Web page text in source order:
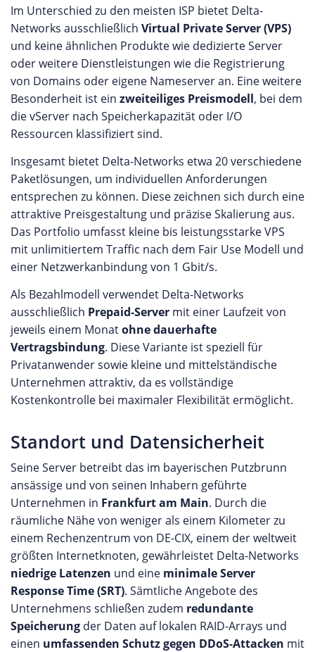
Im Unterschied zu den meisten ISP bietet Delta-
Networks ausschließlich Virtual Private Server (VPS)
und keine ähnlichen Produkte wie dedizierte Server
oder weitere Dienstleistungen wie die Registrierung
von Domains oder eigene Nameserver an. Eine weitere
Besonderheit ist ein zweiteiliges Preismodell, bei dem
die vServer nach Speicherkapazität oder I/O
Ressourcen klassifiziert sind.
Insgesamt bietet Delta-Networks etwa 20 verschiedene
Paketlösungen, um individuellen Anforderungen
entsprechen zu können. Diese zeichnen sich durch eine
attraktive Preisgestaltung und präzise Skalierung aus.
Das Portfolio umfasst kleine bis leistungsstarke VPS
mit unlimitiertem Traffic nach dem Fair Use Modell und
einer Netzwerkanbindung von 1 Gbit/s.
Als Bezahlmodell verwendet Delta-Networks
ausschließlich Prepaid-Server mit einer Laufzeit von
jeweils einem Monatohne dauerhafte
Vertragsbindung. Diese Variante ist speziell für
Privatanwender sowie kleine und mittelständische
Unternehmen attraktiv, da es vollständige
Kostenkontrolle bei maximaler Flexibilität ermöglicht.
Standort und Datensicherheit
Seine Server betreibt das im bayerischen Putzbrunn
ansässige und von seinen Inhabern geführte
Unternehmen in Frankfurt am Main. Durch die
räumliche Nähe von weniger als einem Kilometer zu
einem Rechenzentrum von DE-CIX, einem der weltweit
größten Internetknoten, gewährleistet Delta-Networks
niedrige Latenzen und eine minimale Server
Response Time (SRT). Sämtliche Angebote des
Unternehmens schließen zudem redundante
Speicherung der Daten auf lokalen RAID-Arrays und
einen umfassenden Schutz gegen DDoS-Attacken mit